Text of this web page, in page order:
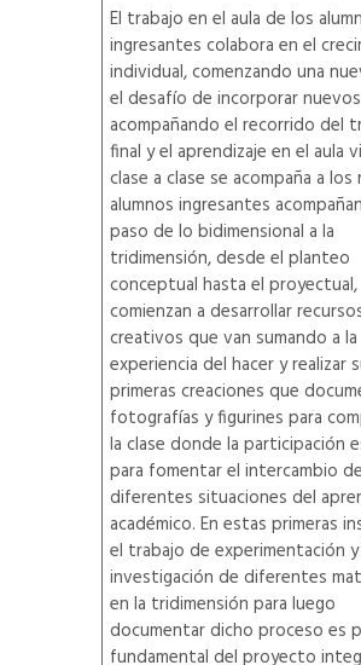
El trabajo en el aula de los
ingresantes colabora en el
individual, comenzando una
el desafío de incorporar
acompañando el recorrido del
final y el aprendizaje en el aula
clase a clase se acompaña a los
alumnos ingresantes
paso de lo bidimensional a la
tridimensión, desde el planteo
conceptual hasta el proyectual,
comienzan a desarrollar
creativos que van sumando a la
experiencia del hacer y realizar
primeras creaciones que
fotografías y figurines para
la clase donde la participación
para fomentar el intercambio de
diferentes situaciones del
académico. En estas primeras
el trabajo de experimentación y
investigación de diferentes
en la tridimensión para luego
documentar dicho proceso es
fundamental del proyecto